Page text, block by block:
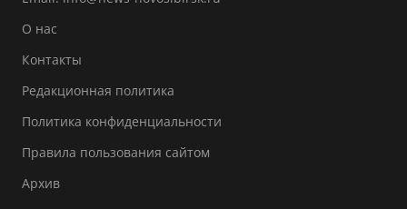
О нас
Контакты
Редакционная политика
Политика конфиденциальности
Правила пользования сайтом
Архив